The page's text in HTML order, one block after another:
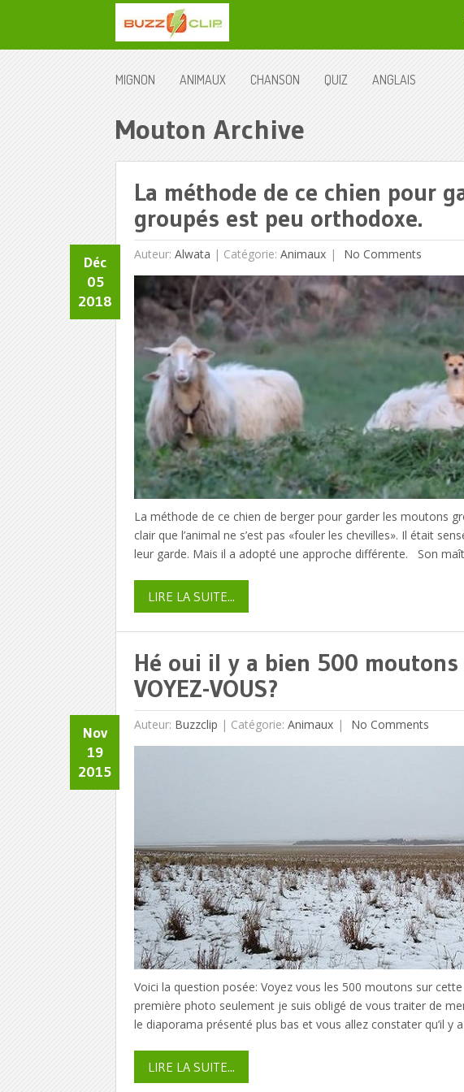
MIGNON ANIMAUX CHANSON QUIZ ANGLAIS
Mouton Archive
La méthode de ce chien pour
groupés est peu orthodoxe.
Auteur: Alwata |
Déc
05
2018
Catégorie: Animaux No Comments
La méthode de ce chien de berger pour garder les moutons
clair que l’animal ne s’est pas «fouler les chevilles». Il était
leur garde. Mais il a adopté une approche différente. Son
LIRE LA SUITE...
Hé oui il y a bien 500
VOYEZ-VOUS?
Auteur: Buzzclip |
Nov
19
2015
Catégorie: Animaux No Comments
Voici la question posée: Voyez vous les 500 moutons sur
première photo seulement je suis obligé de vous traiter de
le diaporama présenté plus bas et vous allez constater qu’il y
LIRE LA SUITE...